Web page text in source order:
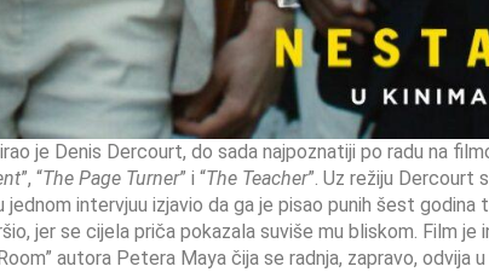
je Denis Dercourt, do sada najpoznatiji po radu na
”, “The Page Turner” i “The Teacher”. Uz režiju Dercourt
intervjuu izjavio da ga je pisao punih šest godina
jer se cijela priča pokazala suviše mu bliskom. Film je
autora Petera Maya čija se radnja, zapravo, odvija